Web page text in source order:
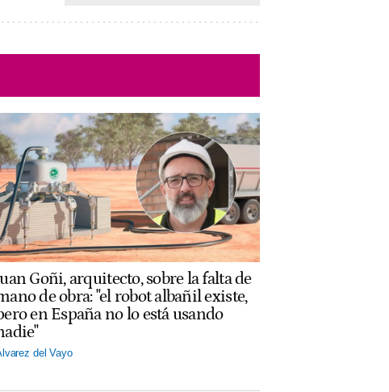
Goñi, arquitecto, sobre la falta de
de obra: "el robot albañil existe,
en España no lo está usando
del Vayo